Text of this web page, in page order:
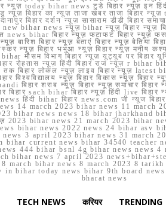
न्यूज़ today bihar news टुडे बिहार न्यूज़
बिहार का न्यूज़ ताजा खबर ताजा बिहार
बिहार दर्शन न्यूज़ सासाराम डीडी बिहार
new bihar news न्यूज़ bihar न्यूज़ बिहार न्यूज़
news bihar बिहार न्यूज़ फटाफट बिहार न्यूज़
बारिश बिहार न्यूज़ बताएं बिहार न्यूज़ बेतिया
न्यूज़ बिहार भभुआ न्यूज़ बिहार न्यूज़ मनीष
मौसम विभाग बिहार न्यूज़ यूट्यूब पर बिहार
रोहतास न्यूज़ हिंदी बिहार राज न्यूज़ r
तक बिहार लोकल न्यूज़ लाइव बिहार न्यूज़
विश्वविद्यालय न्यूज़ बिहार विकास न्यूज़
शराब न्यूज़ बिहार न्यूज़ समाचार बिहार
sach bihar बिहार न्यूज़ हिंदी live बिहार
news हिंदी bihar बिहार news.com जी
14 march 2023 bihar news 11 march
bihar news news 18 bihar jharkhand
2023 bihar news 21 march 2023
bihar news 2022 news 24 bihar asv
3 april 2023 bihar news 31 march
current news bihar 34540 teacher
444 bihar bsnl 4g bihar news news
bihar news 7 april 2023
march bihar news 8 march 2023 8
bihar today news bihar 9th board
bharat news
TECH NEWS करियर TRENDING